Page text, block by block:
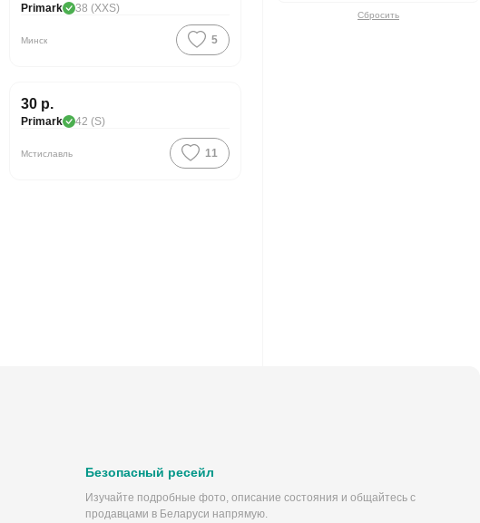
Сбросить
Primark 38 (XXS)
Минск 5
30 р.
Primark 42 (S)
Мстиславль 11
Безопасный ресейл
Изучайте подробные фото, описание состояния и общайтесь с
продавцами в Беларуси напрямую.